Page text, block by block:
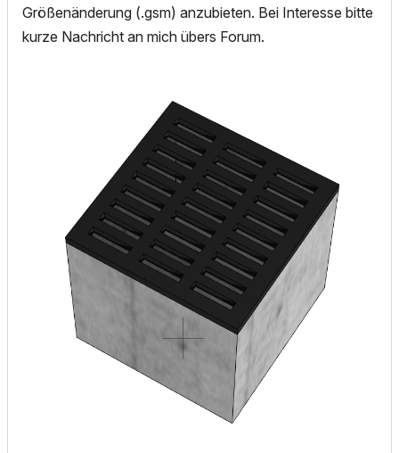
Größenänderung (.gsm) anzubieten. Bei Interesse bitte
kurze Nachricht an mich übers Forum.